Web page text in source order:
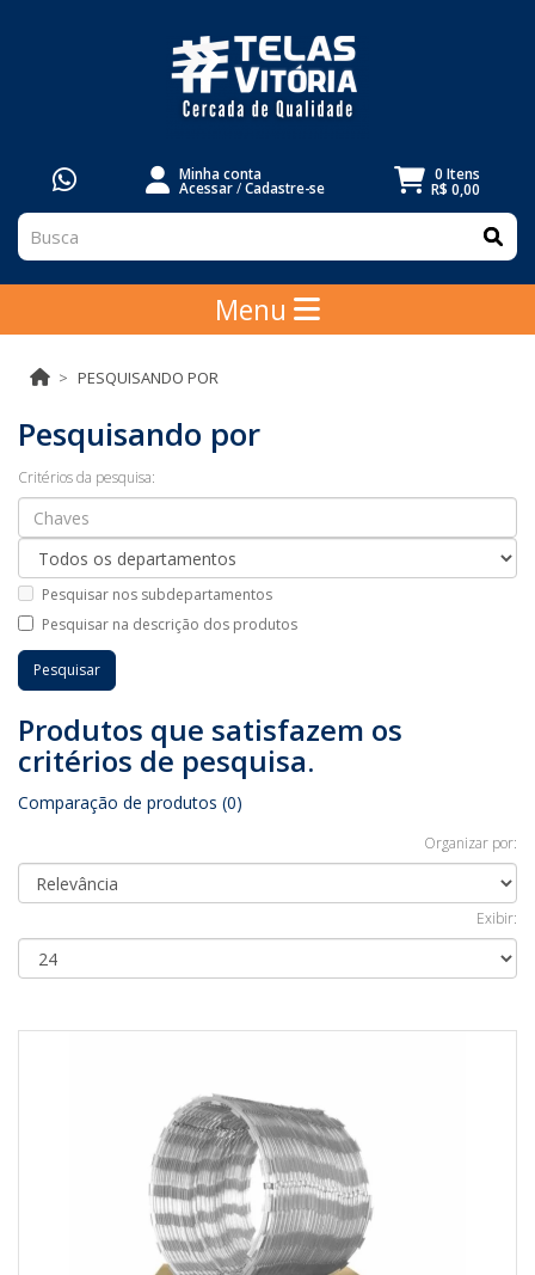
Minha conta
Acessar/Cadastre-se
0 Itens
R$ 0,00
Menu
PESQUISANDO POR
Pesquisando por
Critérios da pesquisa:
Pesquisar nos subdepartamentos
Pesquisar na descrição dos produtos
Produtos que satisfazem os
critérios de pesquisa.
Comparação de produtos (0)
Organizar por:
Exibir: